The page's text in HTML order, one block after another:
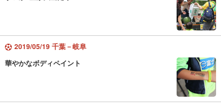
2019/05/19 千葉－岐阜
華やかなボディペイント